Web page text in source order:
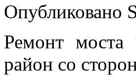
Опубликовано
Ремонт моста
район со